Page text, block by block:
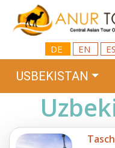
DE EN ES
USBEKISTAN